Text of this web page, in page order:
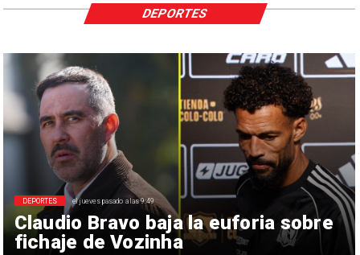
Claudio Bravo baja la euforia sobre
fichaje de Vozinha
DEPORTES el jueves pasado a las 9:49
DEPORTES